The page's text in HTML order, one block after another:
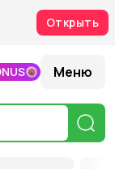
Открыть
Меню